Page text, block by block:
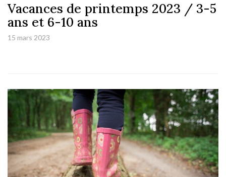
Vacances de printemps 2023 / 3-5
ans et 6-10 ans
15 mars 2023